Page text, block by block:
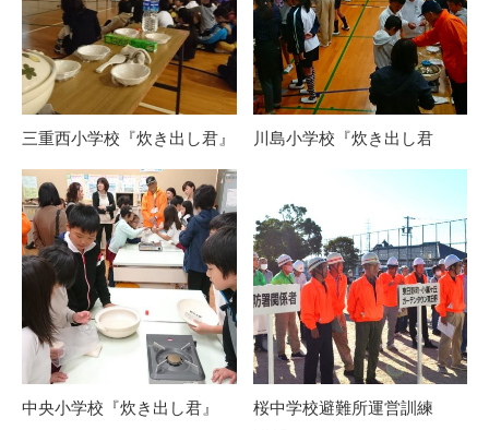
三重西小学校『炊き出し君』 川島小学校『炊き出し君
中央小学校『炊き出し君』
桜中学校避難所運営訓練